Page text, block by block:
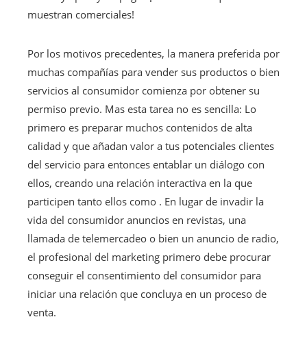
muestran comerciales!
Por los motivos precedentes, la manera preferida por
muchas compañías para vender sus productos o bien
servicios al consumidor comienza por obtener su
permiso previo. Mas esta tarea no es sencilla: Lo
primero es preparar muchos contenidos de alta
calidad y que añadan valor a tus potenciales clientes
del servicio para entonces entablar un diálogo con
ellos, creando una relación interactiva en la que
participen tanto ellos como . En lugar de invadir la
vida del consumidor anuncios en revistas, una
llamada de telemercadeo o bien un anuncio de radio,
el profesional del marketing primero debe procurar
conseguir el consentimiento del consumidor para
iniciar una relación que concluya en un proceso de
venta.